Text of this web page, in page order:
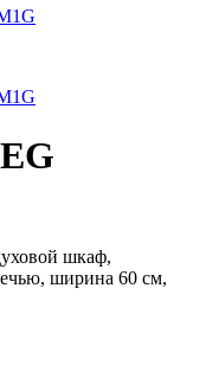
шкаф,
ширина 60 см,